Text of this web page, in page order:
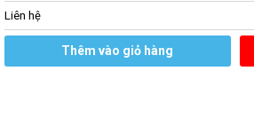
Liên hệ
Thêm vào giỏ hàng